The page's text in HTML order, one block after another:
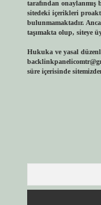
tarafından onaylanmış
sitedeki içerikleri
bulunmamaktadır.
taşımakta olup, siteye
Hukuka ve yasal
süre içerisinde